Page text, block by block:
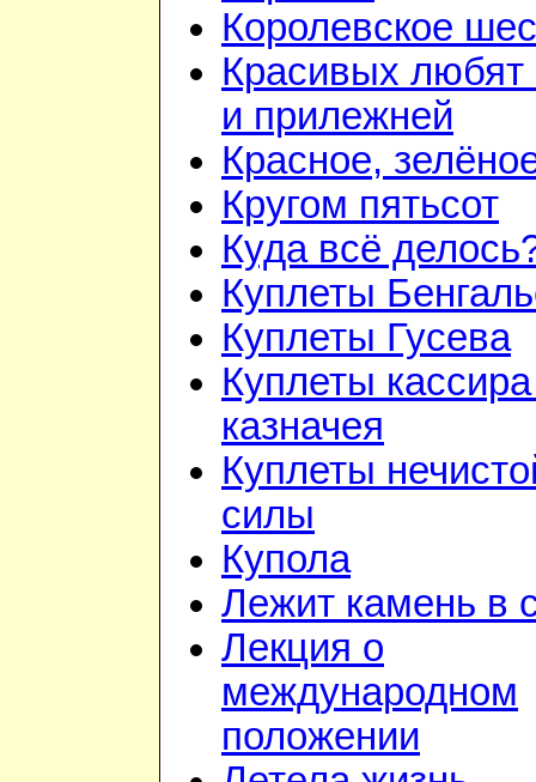
Королевское
Красивых
и прилежней
Красное,
Кругом пятьсот
Куда всё
Куплеты
Куплеты Гусева
Куплеты
казначея
Куплеты
силы
Купола
Лежит камень в
Лекция о
международном
положении